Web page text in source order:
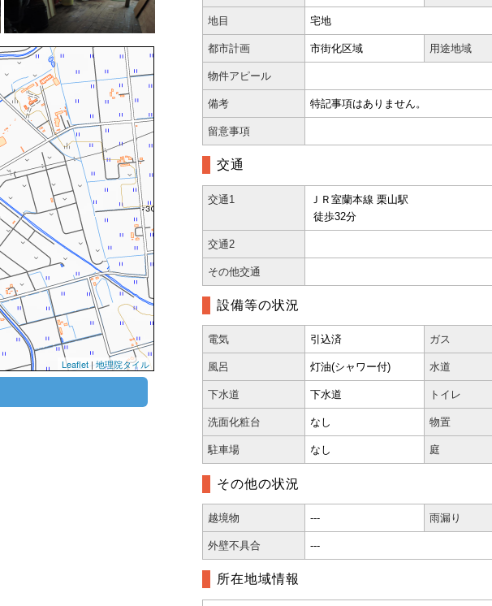
Leaflet|地理院タイル
地目 宅地
都市計画 市街化区域 用途地域
物件アピール
備考 特記事項はありません。
留意事項
交通
交通1
ＪＲ室蘭本線 栗山駅
徒歩32分
交通2
その他交通
設備等の状況
電気 引込済 ガス
風呂 灯油(シャワー付) 水道
下水道 下水道 トイレ
洗面化粧台 なし 物置
駐車場 なし 庭
その他の状況
越境物 --- 雨漏り
外壁不具合 ---
所在地域情報